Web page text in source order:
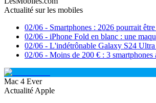
Actualité sur les mobiles
02/06 - Smartphones : 2026 pourrait
02/06 - iPhone Fold en blanc : une
02/06 - L'indétrônable Galaxy S24 Ultra
02/06 - Moins de 200 € : 3
Mac 4 Ever
Actualité Apple